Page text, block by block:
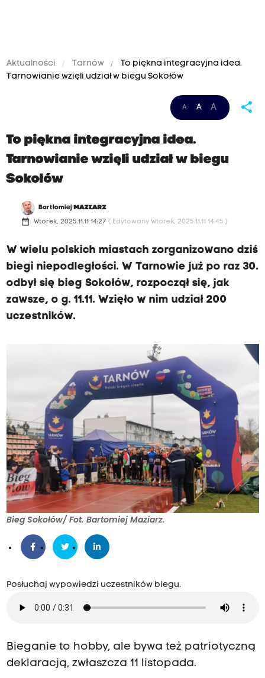
Aktualności Tarnów
To piękna integracyjna idea.
Tarnowianie wzięli udział w biegu Sokołów
A A A share
To piękna integracyjna idea.
Tarnowianie wzięli udział w biegu
Sokołów
Bartłomiej MAZIARZ
date_range Wtorek, 2025.11.11 14:27 ( Edytowany Wtorek, 2025.11.11 14:45 )
W wielu polskich miastach zorganizowano dziś
biegi niepodległości. W Tarnowie już po raz 30.
odbył się bieg Sokołów, rozpoczął się, jak
zawsze, o g. 11.11. Wzięło w nim udział 200
uczestników.
Bieg Sokołów/ Fot. Bartomiej Maziarz.
Posłuchaj wypowiedzi uczestników biegu.
Bieganie to hobby, ale bywa też patriotyczną
deklaracją, zwłaszcza 11 listopada.